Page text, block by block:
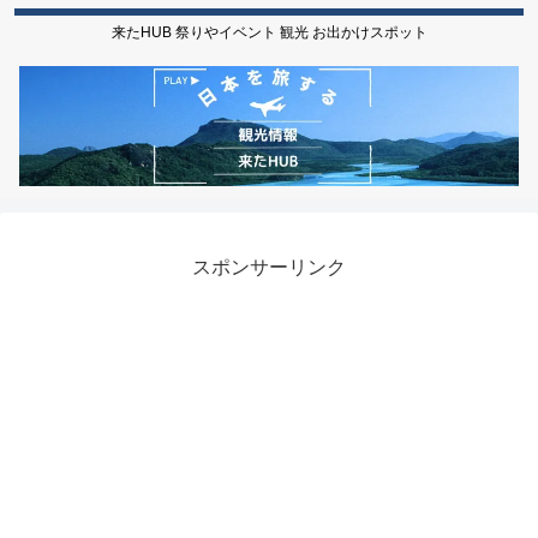
来たHUB 祭りやイベント 観光 お出かけスポット
スポンサーリンク